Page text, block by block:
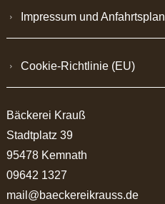
Impressum und Anfahrtsplan
Cookie-Richtlinie (EU)
Bäckerei Krauß
Stadtplatz 39
95478 Kemnath
09642 1327
mail@baeckereikrauss.de